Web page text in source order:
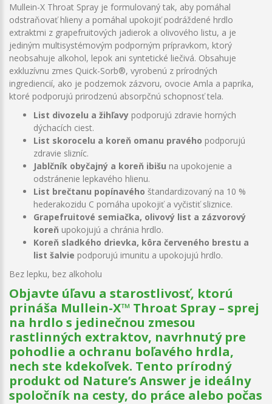
Mullein-X Throat Spray je formulovaný tak, aby pomáhal
odstraňovať hlieny a pomáhal upokojiť podráždené hrdlo
extraktmi z grapefruitových jadierok a olivového listu, a je
jediným multisystémovým podporným prípravkom, ktorý
neobsahuje alkohol, lepok ani syntetické liečivá. Obsahuje
exkluzívnu zmes Quick-Sorb®, vyrobenú z prírodných
ingrediencií, ako je podzemok zázvoru, ovocie Amla a paprika,
ktoré podporujú prirodzenú absorpčnú schopnosť tela.
List divozelu a žihľavy podporujú zdravie horných
dýchacích ciest.
List skorocelu a koreň omanu pravého podporujú
zdravie slizníc.
Jablčník obyčajný a koreň ibišu na upokojenie a
odstránenie lepkavého hlienu.
List brečtanu popínavého štandardizovaný na 10 %
hederakozidu C pomáha upokojiť a vyčistiť sliznice.
Grapefruitové semiačka, olivový list a zázvorový
koreň upokojujú a chránia hrdlo.
Koreň sladkého drievka, kôra červeného brestu a
list šalvie podporujú imunitu a upokojujú hrdlo.
Bez lepku, bez alkoholu
Objavte úľavu a starostlivosť, ktorú
prináša Mullein-X™ Throat Spray – sprej
na hrdlo s jedinečnou zmesou
rastlinných extraktov, navrhnutý pre
pohodlie a ochranu boľavého hrdla,
nech ste kdekoľvek. Tento prírodný
produkt od Nature’s Answer je ideálny
spoločník na cesty, do práce alebo počas